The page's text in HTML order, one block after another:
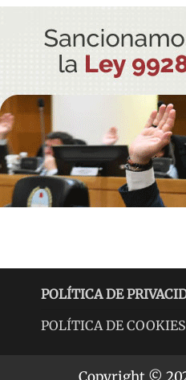
POLÍTICA DE
POLÍTICA DE COOKIES